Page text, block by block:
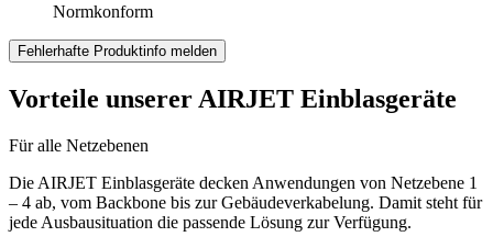
Normkonform
Fehlerhafte Produktinfo melden
Vorteile unserer AIRJET Einblasgeräte
Für alle Netzebenen
Die AIRJET Einblasgeräte decken Anwendungen von Netzebene 1
– 4 ab, vom Backbone bis zur Gebäudeverkabelung. Damit steht für
jede Ausbausituation die passende Lösung zur Verfügung.